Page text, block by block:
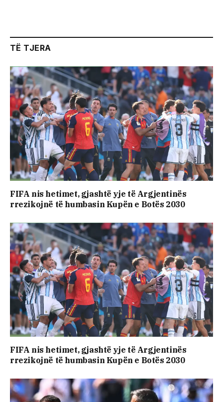
TË TJERA
FIFA nis hetimet, gjashtë yje të Argjentinës
rrezikojnë të humbasin Kupën e Botës 2030
FIFA nis hetimet, gjashtë yje të Argjentinës
rrezikojnë të humbasin Kupën e Botës 2030